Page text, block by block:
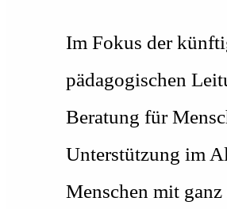
Im Fokus der
pädagogischen
Beratung für
Unterstützung im
Menschen mit